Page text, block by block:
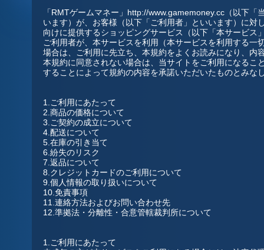
「RMTゲームマネー」http://www.gamemoney.cc（以下
います）が、お客様（以下「ご利用者」といいます）に
向けに提供するショッピングサービス（以下「本サービス
ご利用者が、本サービスを利用（本サービスを利用する
場合は、ご利用に先立ち、本規約をよくお読みになり、
本規約に同意されない場合は、当サイトをご利用になる
することによって規約の内容を承諾いただいたものとみな
1.ご利用にあたって
2.商品の価格について
3.ご契約の成立について
4.配送について
5.在庫の引き当て
6.紛失のリスク
7.返品について
8.クレジットカードのご利用について
9.個人情報の取り扱いについて
10.免責事項
11.連絡方法およびお問い合わせ先
12.準拠法・分離性・合意管轄裁判所について
1.ご利用にあたって